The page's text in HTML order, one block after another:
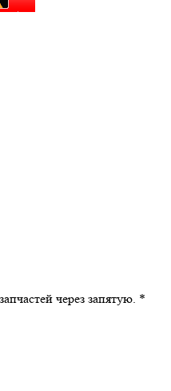
через запятую. *